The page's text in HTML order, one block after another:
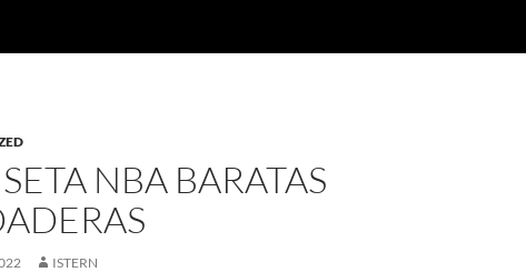
NBA BARATAS
ISTERN